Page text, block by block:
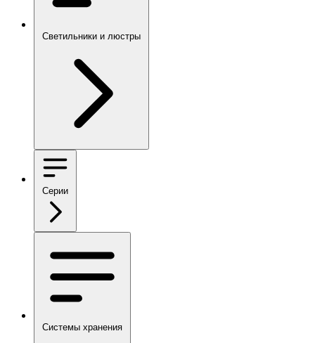
Светильники и люстры
Серии
Системы хранения